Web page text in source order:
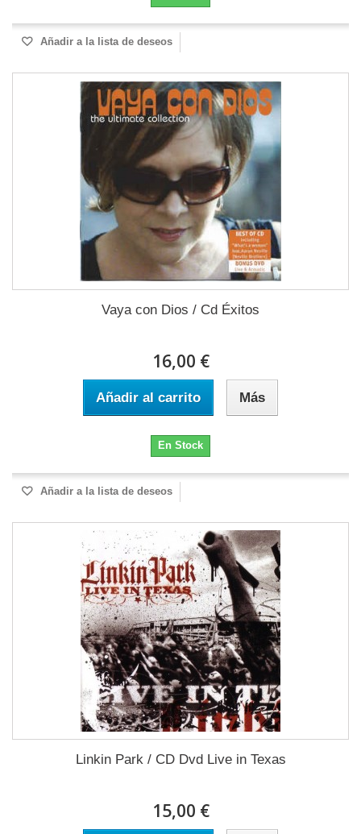
Añadir a la lista de deseos
Vaya con Dios / Cd Éxitos
16,00 €
Añadir al carrito Más
En Stock
Añadir a la lista de deseos
Linkin Park / CD Dvd Live in Texas
15,00 €